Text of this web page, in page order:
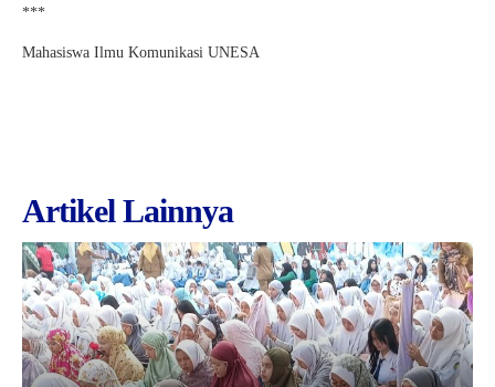
***
Mahasiswa Ilmu Komunikasi UNESA
Artikel Lainnya